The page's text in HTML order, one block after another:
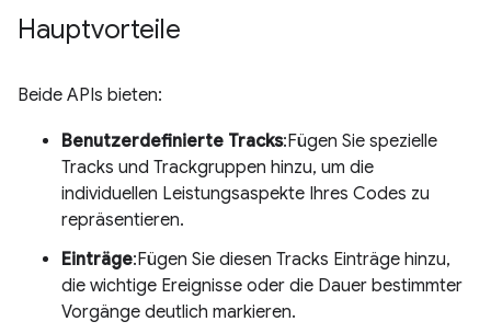
Hauptvorteile
Beide APIs bieten:
Benutzerdefinierte Tracks:Fügen Sie spezielle
Tracks und Trackgruppen hinzu, um die
individuellen Leistungsaspekte Ihres Codes zu
repräsentieren.
Einträge:Fügen Sie diesen Tracks Einträge hinzu,
die wichtige Ereignisse oder die Dauer bestimmter
Vorgänge deutlich markieren.